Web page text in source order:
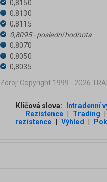
0,8150
0,8130
0,8115
0,8095 - poslední hodnota
0,8070
0,8050
0,8035
Zdroj: Copyright 1999 - 2026
Klíčová slova: Intradenní
Rezistence
Trading
rezistence
Výhled